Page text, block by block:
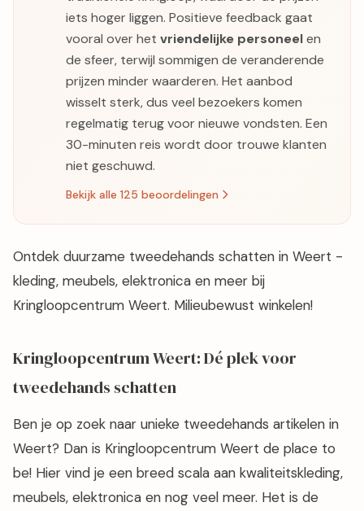
iets hoger liggen. Positieve feedback gaat
vooral over het vriendelijke personeelen
de sfeer, terwijl sommigen de veranderende
prijzen minder waarderen. Het aanbod
wisselt sterk, dus veel bezoekers komen
regelmatig terug voor nieuwe vondsten. Een
30-minuten reis wordt door trouwe klanten
niet geschuwd.
Bekijk alle 125 beoordelingen
Ontdek duurzame tweedehands schatten in Weert -
kleding, meubels, elektronica en meer bij
Kringloopcentrum Weert. Milieubewust winkelen!
Kringloopcentrum Weert: Dé plek voor
tweedehands schatten
Ben je op zoek naar unieke tweedehands artikelen in
Weert? Dan is Kringloopcentrum Weert de place to
be! Hier vind je een breed scala aan kwaliteitskleding,
meubels, elektronica en nog veel meer. Het is de